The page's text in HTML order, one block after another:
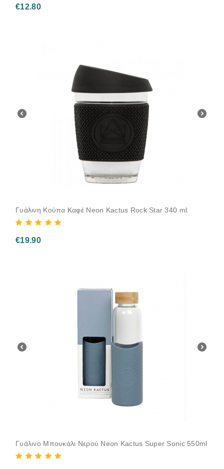
€12.80
Γυάλινη Κούπα Καφέ Neon Kactus Rock Star 340 ml
€19.90
Γυάλινο Μπουκάλι Νερού Neon Kactus Super Sonic 550ml